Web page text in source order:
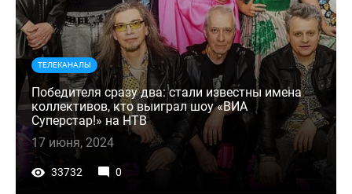
ТЕЛЕКАНАЛЫ
Победителя сразу два: стали известны имена
коллективов, кто выиграл шоу «ВИА
Суперстар!» на НТВ
17 июня, 2024
33732 0